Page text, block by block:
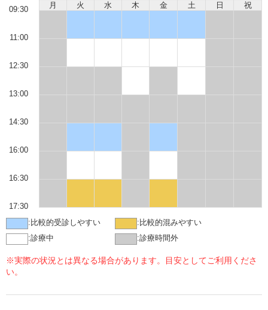
月 火 水 木 金 土 日 祝
09:30
11:00
12:30
13:00
14:30
16:00
16:30
17:30
: 比較的受診しやすい : 比較的混みやすい
:診療中 :診療時間外
※実際の状況とは異なる場合があります。目安としてご利用くださ
い。